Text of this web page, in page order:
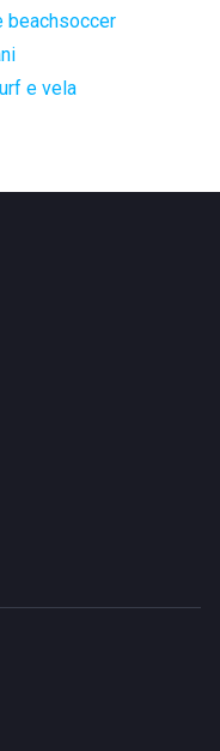
beachsoccer
e vela